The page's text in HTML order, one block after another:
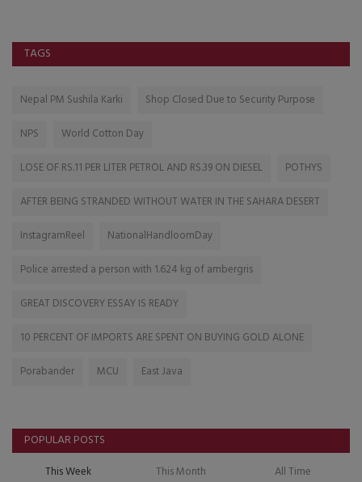
TAGS
Nepal PM Sushila Karki
Shop Closed Due to Security Purpose
NPS
World Cotton Day
LOSE OF RS.11 PER LITER PETROL AND RS.39 ON DIESEL
POTHYS
AFTER BEING STRANDED WITHOUT WATER IN THE SAHARA DESERT
InstagramReel
NationalHandloomDay
Police arrested a person with 1.624 kg of ambergris
GREAT DISCOVERY ESSAY IS READY
10 PERCENT OF IMPORTS ARE SPENT ON BUYING GOLD ALONE
Porabander
MCU East Java
POPULAR POSTS
This Week This Month All Time